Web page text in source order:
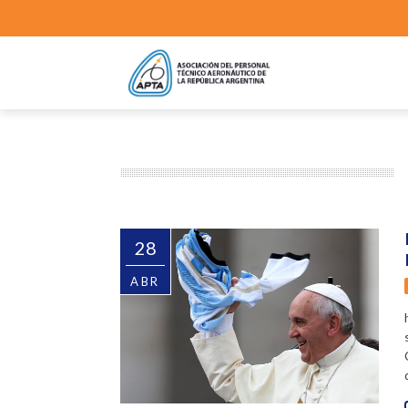
28
ABR